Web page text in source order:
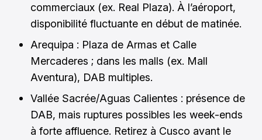
commerciaux (ex. Real Plaza). À l’aéroport,
disponibilité fluctuante en début de matinée.
Arequipa : Plaza de Armas et Calle
Mercaderes ; dans les malls (ex. Mall
Aventura), DAB multiples.
Vallée Sacrée/Aguas Calientes : présence de
DAB, mais ruptures possibles les week-ends
à forte affluence. Retirez à Cusco avant le